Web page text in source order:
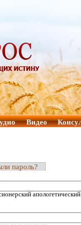
Видео
пароль?